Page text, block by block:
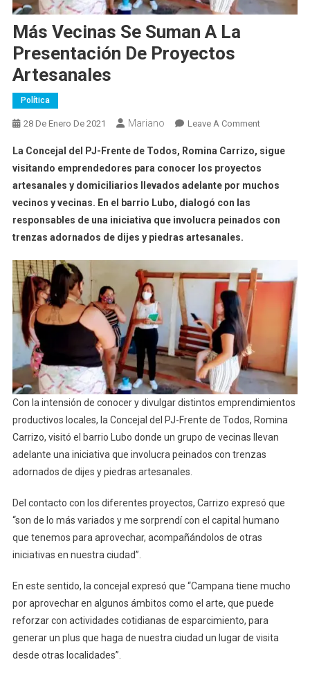
Más Vecinas Se Suman A La
Presentación De Proyectos
Artesanales
Política
28 De Enero De 2021 Mariano Leave A CommentOn
Vecinas
Se
Suman
La
Artesanales
La Concejal del PJ-Frente de Todos, Romina Carrizo, sigue
visitando emprendedores para conocer los proyectos
artesanales y domiciliarios llevados adelante por muchos
vecinos y vecinas. En el barrio Lubo, dialogó con las
responsables de una iniciativa que involucra peinados con
trenzas adornados de dijes y piedras artesanales.
Con la intensión de conocer y divulgar distintos emprendimientos
productivos locales, la Concejal del PJ-Frente de Todos, Romina
Carrizo, visitó el barrio Lubo donde un grupo de vecinas llevan
adelante una iniciativa que involucra peinados con trenzas
adornados de dijes y piedras artesanales.
Del contacto con los diferentes proyectos, Carrizo expresó que
“son de lo más variados y me sorprendí con el capital humano
que tenemos para aprovechar, acompañándolos de otras
iniciativas en nuestra ciudad”.
En este sentido, la concejal expresó que “Campana tiene mucho
por aprovechar en algunos ámbitos como el arte, que puede
reforzar con actividades cotidianas de esparcimiento, para
generar un plus que haga de nuestra ciudad un lugar de visita
desde otras localidades”.